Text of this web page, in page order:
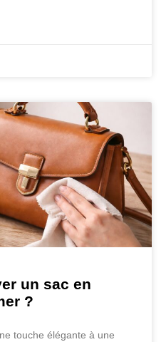
un sac en
?
touche élégante à une